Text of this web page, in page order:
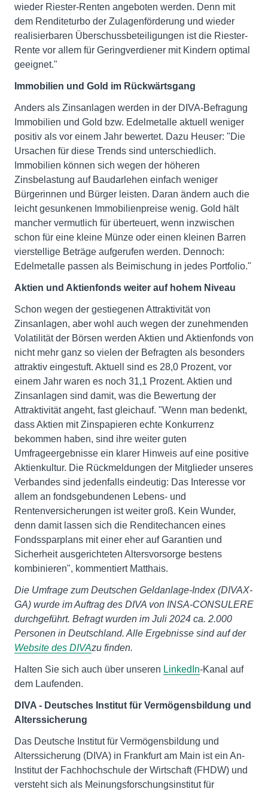
wieder Riester-Renten angeboten werden. Denn mit
dem Renditeturbo der Zulagenförderung und wieder
realisierbaren Überschussbeteiligungen ist die Riester-
Rente vor allem für Geringverdiener mit Kindern optimal
geeignet."
Immobilien und Gold im Rückwärtsgang
Anders als Zinsanlagen werden in der DIVA-Befragung
Immobilien und Gold bzw. Edelmetalle aktuell weniger
positiv als vor einem Jahr bewertet. Dazu Heuser: "Die
Ursachen für diese Trends sind unterschiedlich.
Immobilien können sich wegen der höheren
Zinsbelastung auf Baudarlehen einfach weniger
Bürgerinnen und Bürger leisten. Daran ändern auch die
leicht gesunkenen Immobilienpreise wenig. Gold hält
mancher vermutlich für überteuert, wenn inzwischen
schon für eine kleine Münze oder einen kleinen Barren
vierstellige Beträge aufgerufen werden. Dennoch:
Edelmetalle passen als Beimischung in jedes Portfolio."
Aktien und Aktienfonds weiter auf hohem Niveau
Schon wegen der gestiegenen Attraktivität von
Zinsanlagen, aber wohl auch wegen der zunehmenden
Volatilität der Börsen werden Aktien und Aktienfonds von
nicht mehr ganz so vielen der Befragten als besonders
attraktiv eingestuft. Aktuell sind es 28,0 Prozent, vor
einem Jahr waren es noch 31,1 Prozent. Aktien und
Zinsanlagen sind damit, was die Bewertung der
Attraktivität angeht, fast gleichauf. "Wenn man bedenkt,
dass Aktien mit Zinspapieren echte Konkurrenz
bekommen haben, sind ihre weiter guten
Umfrageergebnisse ein klarer Hinweis auf eine positive
Aktienkultur. Die Rückmeldungen der Mitglieder unseres
Verbandes sind jedenfalls eindeutig: Das Interesse vor
allem an fondsgebundenen Lebens- und
Rentenversicherungen ist weiter groß. Kein Wunder,
denn damit lassen sich die Renditechancen eines
Fondssparplans mit einer eher auf Garantien und
Sicherheit ausgerichteten Altersvorsorge bestens
kombinieren", kommentiert Matthais.
Die Umfrage zum Deutschen Geldanlage-Index (DIVAX-
GA) wurde im Auftrag des DIVA von INSA-CONSULERE
durchgeführt. Befragt wurden im Juli 2024 ca. 2.000
Personen in Deutschland. Alle Ergebnisse sind auf der
Website des DIVAzu finden.
Halten Sie sich auch über unseren LinkedIn-Kanal auf
dem Laufenden.
DIVA - Deutsches Institut für Vermögensbildung und
Alterssicherung
Das Deutsche Institut für Vermögensbildung und
Alterssicherung (DIVA) in Frankfurt am Main ist ein An-
Institut der Fachhochschule der Wirtschaft (FHDW) und
versteht sich als Meinungsforschungsinstitut für